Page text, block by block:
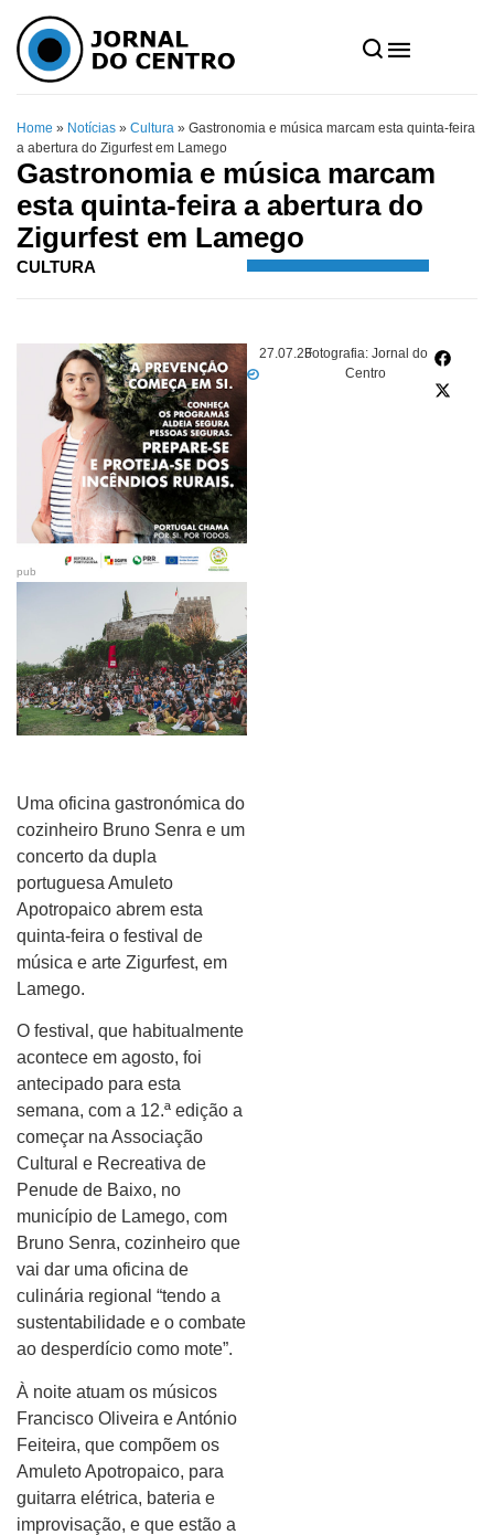
Home » Notícias » Cultura » Gastronomia e música marcam esta quinta-feira
a abertura do Zigurfest em Lamego
Gastronomia e música marcam
esta quinta-feira a abertura do
Zigurfest em Lamego
CULTURA
27.07.23Fotografia: Jornal do
Centro
pub
Uma oficina gastronómica do
cozinheiro Bruno Senra e um
concerto da dupla
portuguesa Amuleto
Apotropaico abrem esta
quinta-feira o festival de
música e arte Zigurfest, em
Lamego.
O festival, que habitualmente
acontece em agosto, foi
antecipado para esta
semana, com a 12.ª edição a
começar na Associação
Cultural e Recreativa de
Penude de Baixo, no
município de Lamego, com
Bruno Senra, cozinheiro que
vai dar uma oficina de
culinária regional “tendo a
sustentabilidade e o combate
ao desperdício como mote”.
À noite atuam os músicos
Francisco Oliveira e António
Feiteira, que compõem os
Amuleto Apotropaico, para
guitarra elétrica, bateria e
improvisação, e que estão a